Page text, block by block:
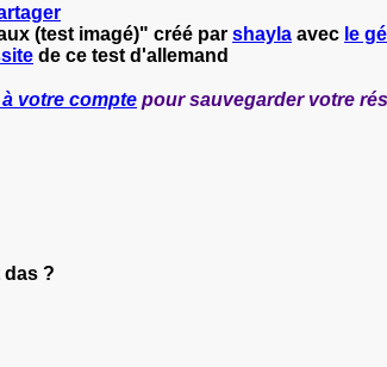
(test imagé)" créé par shayla avec le
de ce test d'allemand
votre compte pour sauvegarder votre
das ?